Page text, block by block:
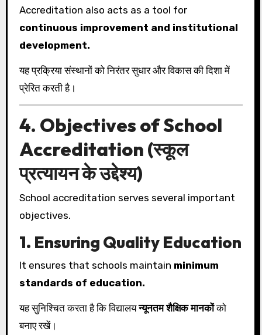
Accreditation also acts as a tool for
continuous improvement and institutional
development.
यह प्रक्रिया संस्थानों को निरंतर सुधार और विकास की दिशा में
प्रेरित करती है।
4. Objectives of School
Accreditation (स्कूल
प्रत्यायन के उद्देश्य)
School accreditation serves several important
objectives.
1. Ensuring Quality Education
It ensures that schools maintain minimum
standards of education.
यह सुनिश्चित करता है कि विद्यालयन्यूनतम शैक्षिक मानकोंको
बनाए रखें।